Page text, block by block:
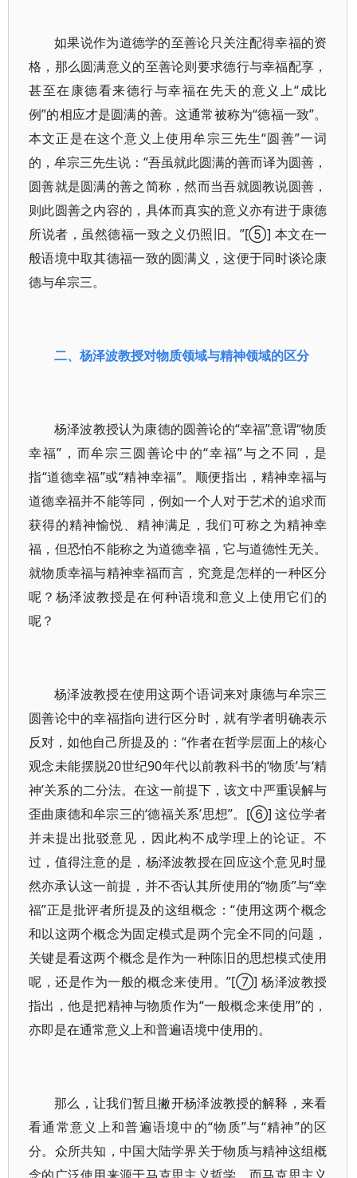
如果说作为道德学的至善论只关注配得幸福的资
格，那么圆满意义的至善论则要求德行与幸福配享，
甚至在康德看来德行与幸福在先天的意义上“成比
例”的相应才是圆满的善。这通常被称为“德福一致”。
本文正是在这个意义上使用牟宗三先生“圆善”一词
的，牟宗三先生说：“吾虽就此圆满的善而译为圆善，
圆善就是圆满的善之简称，然而当吾就圆教说圆善，
则此圆善之内容的，具体而真实的意义亦有进于康德
所说者，虽然德福一致之义仍照旧。”[⑤] 本文在一
般语境中取其德福一致的圆满义，这便于同时谈论康
德与牟宗三。
二、杨泽波教授对物质领域与精神领域的区分
杨泽波教授认为康德的圆善论的“幸福”意谓“物质
幸福”，而牟宗三圆善论中的“幸福”与之不同，是
指“道德幸福”或“精神幸福”。顺便指出，精神幸福与
道德幸福并不能等同，例如一个人对于艺术的追求而
获得的精神愉悦、精神满足，我们可称之为精神幸
福，但恐怕不能称之为道德幸福，它与道德性无关。
就物质幸福与精神幸福而言，究竟是怎样的一种区分
呢？杨泽波教授是在何种语境和意义上使用它们的
呢？
杨泽波教授在使用这两个语词来对康德与牟宗三
圆善论中的幸福指向进行区分时，就有学者明确表示
反对，如他自己所提及的：“作者在哲学层面上的核心
观念未能摆脱20世纪90年代以前教科书的‘物质’与‘精
神’关系的二分法。在这一前提下，该文中严重误解与
歪曲康德和牟宗三的‘德福关系’思想”。[⑥] 这位学者
并未提出批驳意见，因此构不成学理上的论证。不
过，值得注意的是，杨泽波教授在回应这个意见时显
然亦承认这一前提，并不否认其所使用的“物质”与“幸
福”正是批评者所提及的这组概念：“使用这两个概念
和以这两个概念为固定模式是两个完全不同的问题，
关键是看这两个概念是作为一种陈旧的思想模式使用
呢，还是作为一般的概念来使用。”[⑦] 杨泽波教授
指出，他是把精神与物质作为“一般概念来使用”的，
亦即是在通常意义上和普遍语境中使用的。
那么，让我们暂且撇开杨泽波教授的解释，来看
看通常意义上和普遍语境中的“物质”与“精神”的区
分。众所共知，中国大陆学界关于物质与精神这组概